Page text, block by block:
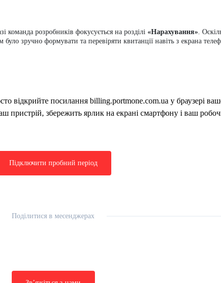
розробників фокусується на розділі «Нарахування».
зручно формувати та перевіряти квитанції навіть з екрана
відкрийте посилання billing.portmone.com.ua у браузері
пристрій, збережить ярлик на екрані смартфону і ваш
Підключити пробний період
Поділитися в месенджерах